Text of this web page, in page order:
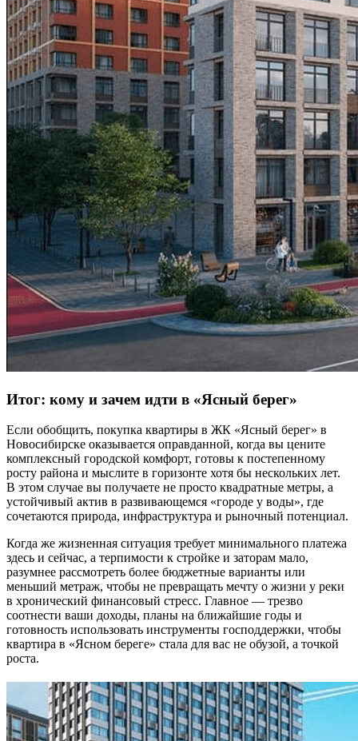
Итог: кому и зачем идти в «Ясный берег»
Если обобщить, покупка квартиры в ЖК «Ясный берег» в
Новосибирске оказывается оправданной, когда вы цените
комплексный городской комфорт, готовы к постепенному
росту района и мыслите в горизонте хотя бы нескольких лет.
В этом случае вы получаете не просто квадратные метры, а
устойчивый актив в развивающемся «городе у воды», где
сочетаются природа, инфраструктура и рыночный потенциал.
Когда же жизненная ситуация требует минимального платежа
здесь и сейчас, а терпимости к стройке и заторам мало,
разумнее рассмотреть более бюджетные варианты или
меньший метраж, чтобы не превращать мечту о жизни у реки
в хронический финансовый стресс. Главное — трезво
соотнести ваши доходы, планы на ближайшие годы и
готовность использовать инструменты господдержки, чтобы
квартира в «Ясном береге» стала для вас не обузой, а точкой
роста.